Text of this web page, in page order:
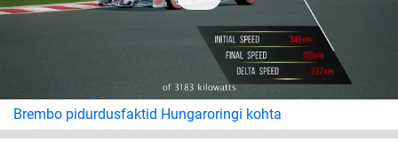
Brembo pidurdusfaktid Hungaroringi kohta